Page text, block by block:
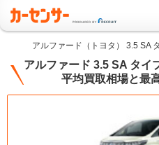
アルファード（トヨタ） 3.5 SA
アルファード 3.5 SA タイ
平均買取相場と最